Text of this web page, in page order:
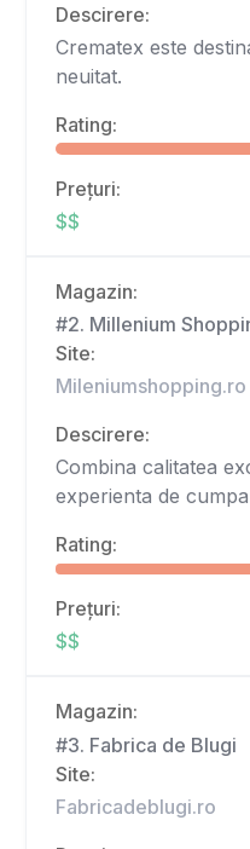
Descirere:
Crematex este
neuitat.
Rating:
Prețuri:
$$
Magazin:
#2. Millenium
Site:
Mileniumshopping.ro
Descirere:
Combina calitatea
experienta de
Rating:
Prețuri:
$$
Magazin:
#3. Fabrica de Blugi
Site:
Fabricadeblugi.ro